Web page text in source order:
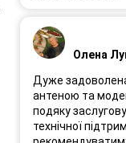
Олена
Дуже
антеною та
подяку
технічної